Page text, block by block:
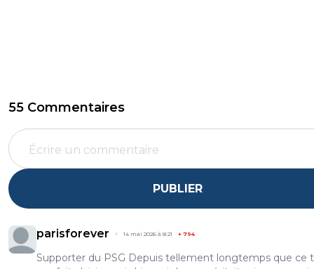
55 Commentaires
PUBLIER
parisforever 14 mai 2026 à 8:21 + 794
Supporter du PSG Depuis tellement longtemps que ce